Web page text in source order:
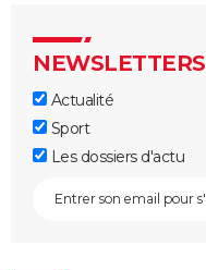
NEWSLETTERS
Actualité
Sport
Les dossiers d'actu